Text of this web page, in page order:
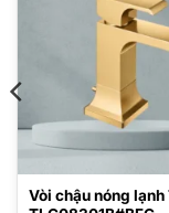
Vòi chậu nóng lạnh